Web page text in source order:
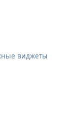
виджеты